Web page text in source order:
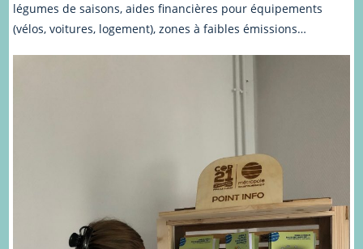
légumes de saisons, aides financières pour équipements
(vélos, voitures, logement), zones à faibles émissions…